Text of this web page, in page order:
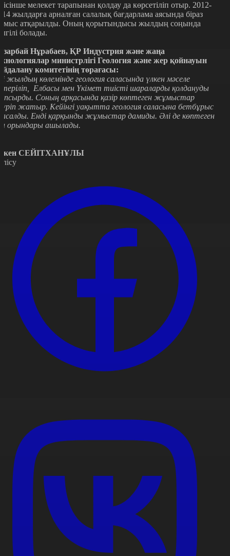
мелекет тарапынан қолдау да көрсетіліп отыр. 2012-
жылдарға арналған салалық бағдарлама аясында біраз
атқарылды. Оның қорытындысы жылдың соңында
болады.
Нұрабаев, ҚР Индустрия және жаңа
министрлігі Геология және жер қойнауын
комитетінің төрағасы:
жылдың көлемінде геология саласында үлкен мәселе
Елбасы мен Үкімет тиісті шараларды қолдануды
Соның арқасында қазір көптеген жұмыстар
жатыр. Кейінгі уақытта геология саласына бетбұрыс
Енді қарқынды жұмыстар дамиды. Әлі де көптеген
орындары ашылады.
СЕЙІТХАНҰЛЫ